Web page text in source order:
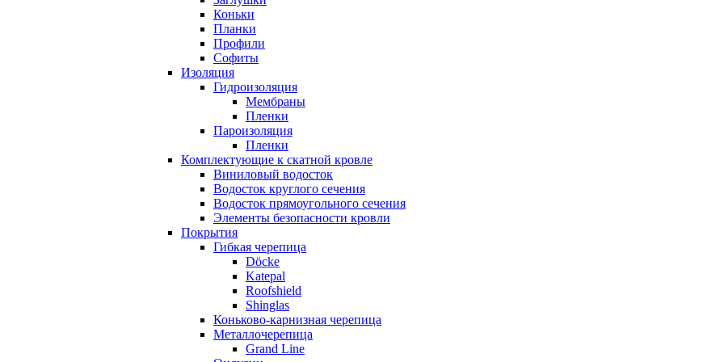
Коньки
Планки
Профили
Софиты
Изоляция
Гидроизоляция
Мембраны
Пленки
Пароизоляция
Пленки
Комплектующие к скатной кровле
Виниловый водосток
Водосток круглого сечения
Водосток прямоугольного сечения
Элементы безопасности кровли
Покрытия
Гибкая черепица
Döcke
Katepal
Roofshield
Shinglas
Коньково-карнизная черепица
Металлочерепица
Grand Line